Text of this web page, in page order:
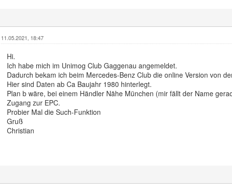
11.05.2021, 18:47
Hi.
Ich habe mich im Unimog Club Gaggenau angemeldet.
Dadurch bekam ich beim Mercedes-Benz Club die online Version von
Hier sind Daten ab Ca Baujahr 1980 hinterlegt.
Plan b wäre, bei einem Händler Nähe München (mir fällt der Name
Zugang zur EPC.
Probier Mal die Such-Funktion
Gruß
Christian